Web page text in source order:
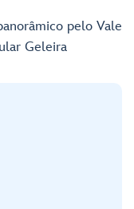
pelo Vale
Geleira